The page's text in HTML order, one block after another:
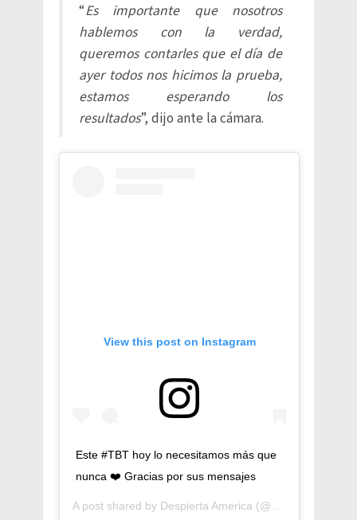
“Es importante que nosotros
hablemos con la verdad,
queremos contarles que el día de
ayer todos nos hicimos la prueba,
estamos esperando los
resultados”, dijo ante la cámara.
View this post on Instagram
Este #TBT hoy lo necesitamos más que
nunca ❤️ Gracias por sus mensajes
A post shared by Despierta America (@despiertamerica) on